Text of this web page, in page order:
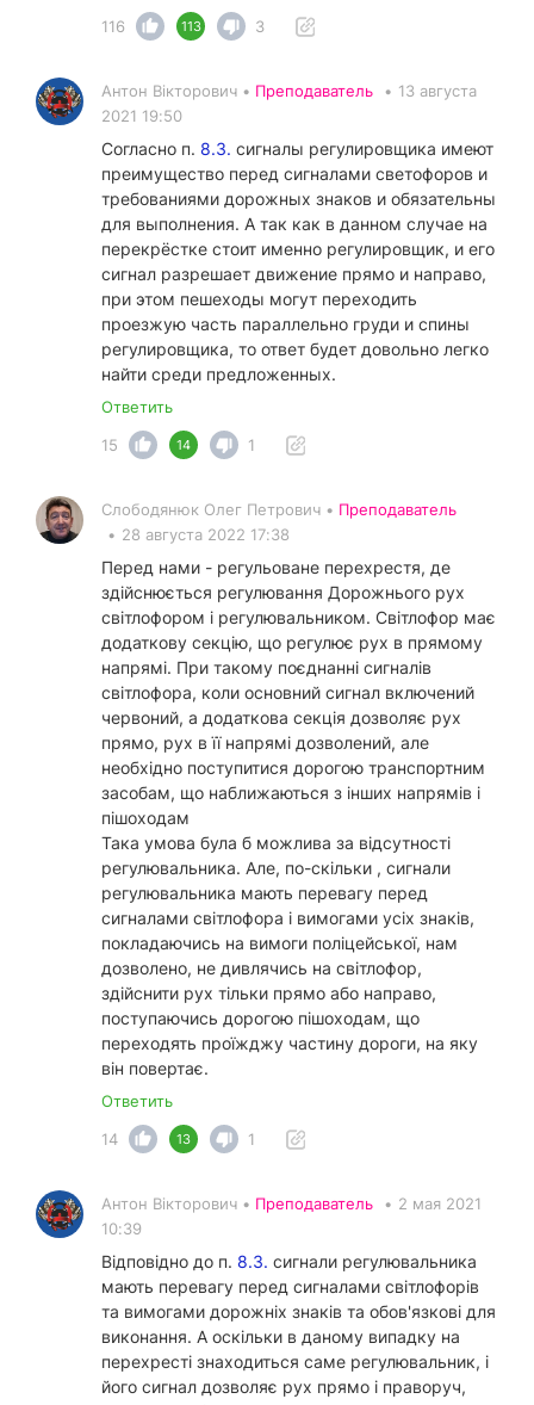
116
113 3
Антон Вікторович • Преподаватель • 13 августа
2021 19:50
Согласно п. 8.3. сигналы регулировщика имеют
преимущество перед сигналами светофоров и
требованиями дорожных знаков и обязательны
для выполнения. А так как в данном случае на
перекрёстке стоит именно регулировщик, и его
сигнал разрешает движение прямо и направо,
при этом пешеходы могут переходить
проезжую часть параллельно груди и спины
регулировщика, то ответ будет довольно легко
найти среди предложенных.
Ответить
15
14 1
Слободянюк Олег Петрович • Преподаватель
• 28 августа 2022 17:38
Перед нами - регульоване перехрестя, де
здійснюється регулювання Дорожнього рух
світлофором і регулювальником. Світлофор має
додаткову секцію, що регулює рух в прямому
напрямі. При такому поєднанні сигналів
світлофора, коли основний сигнал включений
червоний, а додаткова секція дозволяє рух
прямо, рух в її напрямі дозволений, але
необхідно поступитися дорогою транспортним
засобам, що наближаються з інших напрямів і
пішоходам
Така умова була б можлива за відсутності
регулювальника. Але, по-скільки , сигнали
регулювальника мають перевагу перед
сигналами світлофора і вимогами усіх знаків,
покладаючись на вимоги поліцейської, нам
дозволено, не дивлячись на світлофор,
здійснити рух тільки прямо або направо,
поступаючись дорогою пішоходам, що
переходять проїжджу частину дороги, на яку
він повертає.
Ответить
14
13 1
Антон Вікторович • Преподаватель • 2 мая 2021
10:39
Відповідно до п. 8.3. сигнали регулювальника
мають перевагу перед сигналами світлофорів
та вимогами дорожніх знаків та обов'язкові для
виконання. А оскільки в даному випадку на
перехресті знаходиться саме регулювальник, і
його сигнал дозволяє рух прямо і праворуч,